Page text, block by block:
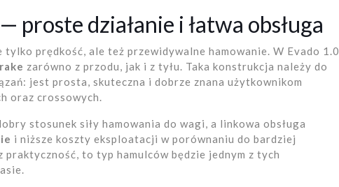
proste działanie i łatwa obsługa
prędkość, ale też przewidywalne hamowanie. W Evado 1.0
zarówno z przodu, jak i z tyłu. Taka konstrukcja należy do
jest prosta, skuteczna i dobrze znana użytkownikom
oraz crossowych.
stosunek siły hamowania do wagi, a linkowa obsługa
i niższe koszty eksploatacji w porównaniu do bardziej
praktyczność, to typ hamulców będzie jednym z tych